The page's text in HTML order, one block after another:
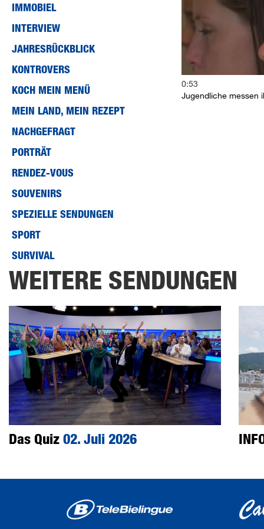
IMMOBIEL
INTERVIEW
JAHRESRÜCKBLICK
KONTROVERS
KOCH MEIN MENÜ
MEIN LAND, MEIN REZEPT
NACHGEFRAGT
PORTRÄT
RENDEZ-VOUS
SOUVENIRS
SPEZIELLE SENDUNGEN
SPORT
SURVIVAL
90%
0:53
Jugendliche messen
WEITERE SENDUNGEN
Das Quiz 02. Juli 2026